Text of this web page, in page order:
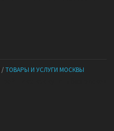
/ТОВАРЫ И УСЛУГИ МОСКВЫ